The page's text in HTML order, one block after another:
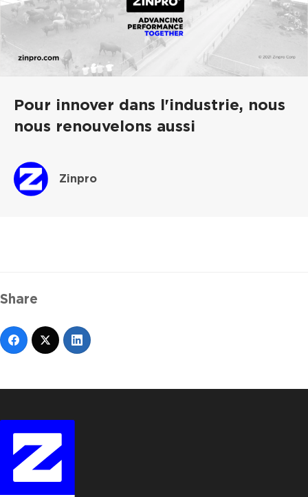
Pour innover dans l'industrie, nous
nous renouvelons aussi
Zinpro
Share